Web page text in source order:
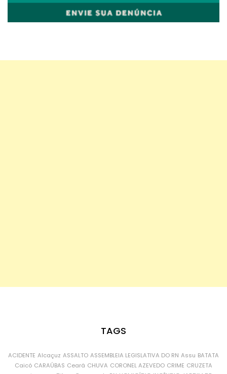
TAGS
ACIDENTE Alcaçuz ASSALTO ASSEMBLEIA LEGISLATIVA DO RN Assu BATATA
Caicó CARAÚBAS Ceará CHUVA CORONEL AZEVEDO CRIME CRUZETA